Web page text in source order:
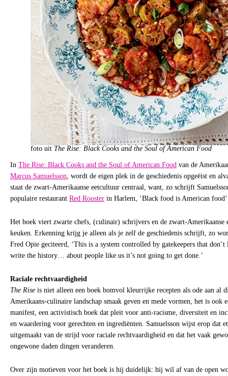
foto uit The Rise: Black Cooks and the Soul of American Food
In The Rise: Black Cooks and the Soul of American Food van de
Marcus Samuelsson , wordt de eigen plek in de geschiedenis opgeëist en
staat de zwart-Amerikaanse eetcultuur centraal, want, zo schrijft
populaire restaurant Red Rooster in Harlem, ‘Black food is American
Het boek viert zwarte chefs, (culinair) schrijvers en de zwart-Amerikaanse
keuken. Erkenning krijg je alleen als je zelf de geschiedenis schrijft, zo
Fred Opie geciteerd, ‘This is a system controlled by gatekeepers that
write the history… about people like us it’s not going to get done.’
Raciale rechtvaardigheid
The Rise is niet alleen een boek bomvol kleurrijke recepten als ode aan al
Amerikaans-culinaire landschap smaak geven en mede vormen, het is ook
manifest, een activistisch boek dat pleit voor anti-racisme, diversiteit en
en waardering voor gerechten en ingrediënten. Samuelsson wijst erop dat
uitgemaakt van de strijd voor raciale rechtvaardigheid en dat het vaak
ongewone daden dingen veranderen.
Over zijn motieven voor het boek is hij duidelijk: hij wil af van de open